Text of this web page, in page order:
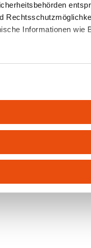
Informationen wie